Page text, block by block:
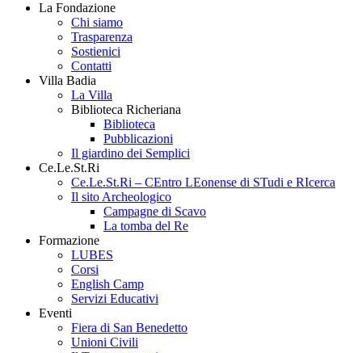
La Fondazione
Chi siamo
Trasparenza
Sostienici
Contatti
Villa Badia
La Villa
Biblioteca Richeriana
Biblioteca
Pubblicazioni
Il giardino dei Semplici
Ce.Le.St.Ri
Ce.Le.St.Ri – CEntro LEonense di STudi e RIcerca
Il sito Archeologico
Campagne di Scavo
La tomba del Re
Formazione
LUBES
Corsi
English Camp
Servizi Educativi
Eventi
Fiera di San Benedetto
Unioni Civili